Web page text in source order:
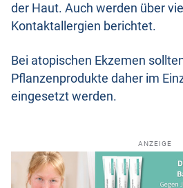
der Haut. Auch werden über
Kontaktallergien berichtet.
Bei atopischen Ekzemen
Pflanzenprodukte daher im
eingesetzt werden.
ANZEIGE